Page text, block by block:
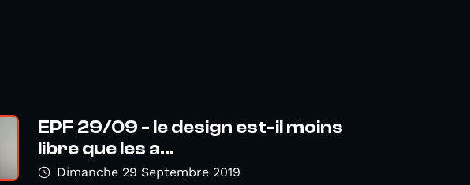
EPF 29/09 - le design est-il moins
libre que les a...
Dimanche 29 Septembre 2019